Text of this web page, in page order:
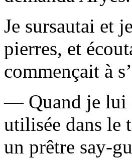
Je sursautai et
pierres, et
commençait à
— Quand je lui
utilisée dans le
un prêtre say-